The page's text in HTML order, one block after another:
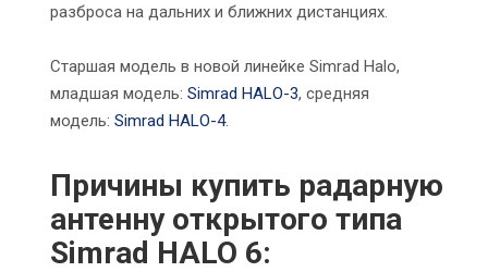
разброса на дальних и ближних дистанциях.
Старшая модель в новой линейке Simrad Halo,
младшая модель: Simrad HALO-3, средняя
модель: Simrad HALO-4.
Причины купить радарную
антенну открытого типа
Simrad HALO 6: